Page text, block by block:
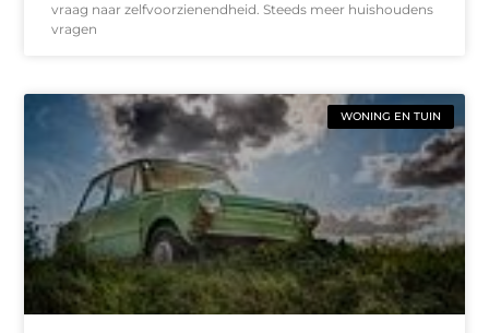
vraag naar zelfvoorzienendheid. Steeds meer huishoudens
vragen
WONING EN TUIN